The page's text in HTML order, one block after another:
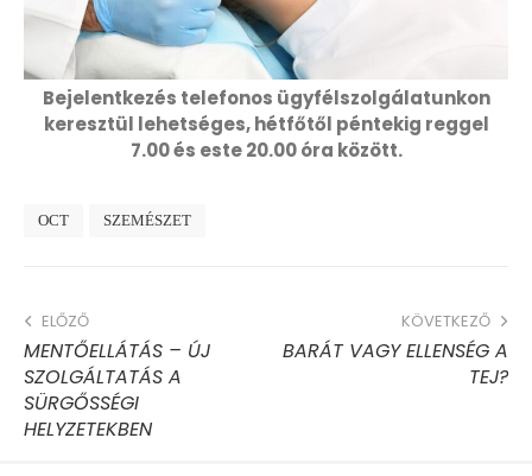
Bejelentkezés telefonos ügyfélszolgálatunkon
keresztül lehetséges, hétfőtől péntekig reggel
7.00 és este 20.00 óra között.
OCT SZEMÉSZET
ELŐZŐ
MENTŐELLÁTÁS – ÚJ
SZOLGÁLTATÁS A
SÜRGŐSSÉGI
HELYZETEKBEN
KÖVETKEZŐ
BARÁT VAGY ELLENSÉG A
TEJ?